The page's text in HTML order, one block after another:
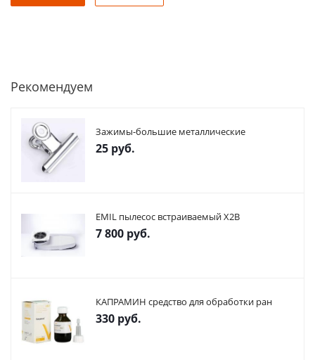
Рекомендуем
Зажимы-большие металлические
25 руб.
EMIL пылесос встраиваемый X2В
7 800 руб.
КАПРАМИН средство для обработки ран
330 руб.